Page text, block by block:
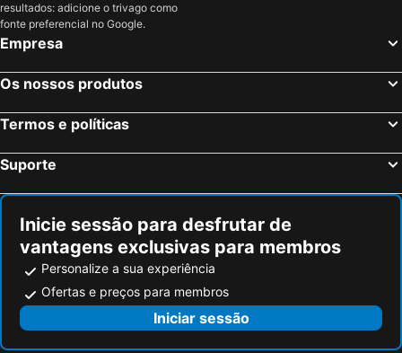
resultados: adicione o trivago como
fonte preferencial no Google.
Empresa
Os nossos produtos
Termos e políticas
Suporte
Inicie sessão para desfrutar de
vantagens exclusivas para membros
Personalize a sua experiência
Ofertas e preços para membros
Iniciar sessão